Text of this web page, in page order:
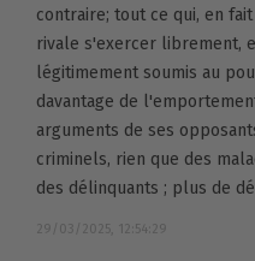
contraire; tout ce qui, en
rivale s'exercer librement,
légitimement soumis au
davantage de
arguments de ses
criminels, rien que des
des délinquants ; plus de
29/03/2025, 12:54:29